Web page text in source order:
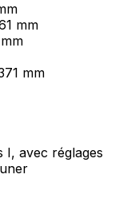
mm
mm
I, avec réglages